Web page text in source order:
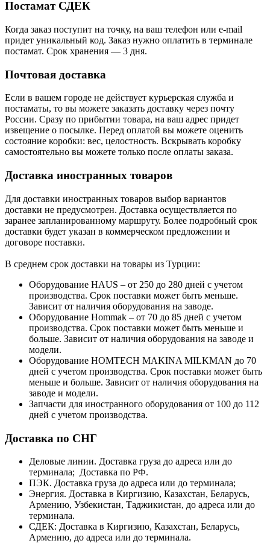
Постамат СДЕК
Когда заказ поступит на точку, на ваш телефон или e-mail
придет уникальный код. Заказ нужно оплатить в терминале
постамат. Срок хранения — 3 дня.
Почтовая доставка
Если в вашем городе не действует курьерская служба и
постаматы, то вы можете заказать доставку через почту
России. Сразу по прибытии товара, на ваш адрес придет
извещение о посылке. Перед оплатой вы можете оценить
состояние коробки: вес, целостность. Вскрывать коробку
самостоятельно вы можете только после оплаты заказа.
Доставка иностранных товаров
Для доставки иностранных товаров выбор вариантов
доставки не предусмотрен. Доставка осуществляется по
заранее запланированному маршруту. Более подробный срок
доставки будет указан в коммерческом предложении и
договоре поставки.
В среднем срок доставки на товары из Турции:
Оборудование HAUS – от 250 до 280 дней с учетом
производства. Срок поставки может быть меньше.
Зависит от наличия оборудования на заводе.
Оборудование Hommak – от 70 до 85 дней с учетом
производства. Срок поставки может быть меньше и
больше. Зависит от наличия оборудования на заводе и
модели.
Оборудование HOMTECH MAKINA MILKMAN до 70
дней с учетом производства. Срок поставки может быть
меньше и больше. Зависит от наличия оборудования на
заводе и модели.
Запчасти для иностранного оборудования от 100 до 112
дней с учетом производства.
Доставка по СНГ
Деловые линии. Доставка груза до адреса или до
терминала; Доставка по РФ.
ПЭК. Доставка груза до адреса или до терминала;
Энергия. Доставка в Киргизию, Казахстан, Беларусь,
Армению, Узбекистан, Таджикистан, до адреса или до
терминала.
СДЕК: Доставка в Киргизию, Казахстан, Беларусь,
Армению, до адреса или до терминала.